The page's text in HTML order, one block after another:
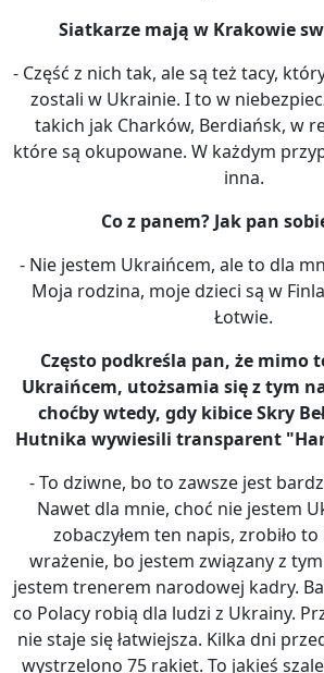
Siatkarze mają w Krakowie
- Część z nich tak, ale są też tacy,
zostali w Ukrainie. I to w
takich jak Charków, Berdiańsk, w
które są okupowane. W każdym
inna.
Co z panem? Jak pan
- Nie jestem Ukraińcem, ale to dla
Moja rodzina, moje dzieci są w
Łotwie.
Często podkreśla pan, że mimo
Ukraińcem, utożsamia się z tym
choćby wtedy, gdy kibice Skry
Hutnika wywiesili transparent
- To dziwne, bo to zawsze jest
Nawet dla mnie, choć nie jestem
zobaczyłem ten napis, zrobiło
wrażenie, bo jestem związany z
jestem trenerem narodowej kadry.
co Polacy robią dla ludzi z Ukrainy.
nie staje się łatwiejsza. Kilka dni
wystrzelono 75 rakiet. To jakieś